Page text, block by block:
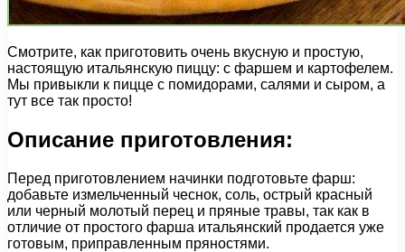
Смотрите, как приготовить очень вкусную и простую,
настоящую итальянскую пиццу: с фаршем и картофелем.
Мы привыкли к пицце с помидорами, салями и сыром, а
тут все так просто!
Описание приготовления:
Перед приготовлением начинки подготовьте фарш:
добавьте измельченный чеснок, соль, острый красный
или черный молотый перец и пряные травы, так как в
отличие от простого фарша итальянский продается уже
готовым, приправленным пряностями.